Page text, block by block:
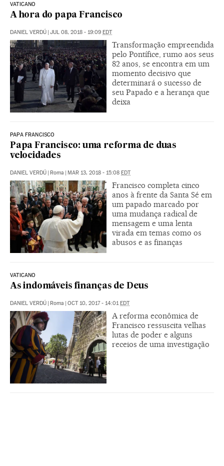
VATICANO
A hora do papa Francisco
DANIEL VERDÚ | JUL 08, 2018 - 19:09 EDT
Transformação empreendida
pelo Pontífice, rumo aos seus
82 anos, se encontra em um
momento decisivo que
determinará o sucesso de
seu Papado e a herança que
deixa
PAPA FRANCISCO
Papa Francisco: uma reforma de duas
velocidades
DANIEL VERDÚ | Roma | MAR 13, 2018 - 15:08 EDT
Francisco completa cinco
anos à frente da Santa Sé em
um papado marcado por
uma mudança radical de
mensagem e uma lenta
virada em temas como os
abusos e as finanças
VATICANO
As indomáveis finanças de Deus
DANIEL VERDÚ | Roma | OCT 10, 2017 - 14:01EDT
A reforma econômica de
Francisco ressuscita velhas
lutas de poder e alguns
receios de uma investigação